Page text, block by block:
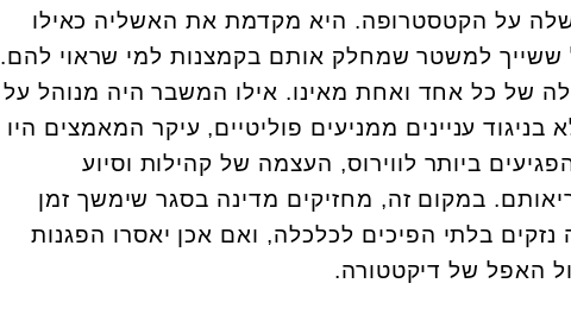
על הקטסטרופה. היא מקדמת את האשליה כאילו
ששייך למשטר שמחלק אותם בקמצנות למי שראוי להם.
של כל אחד ואחת מאינו. אילו המשבר היה מנוהל על
בניגוד עניינים ממניעים פוליטיים, עיקר המאמצים היו
ביותר לווירוס, העצמה של קהילות וסיוע
במקום זה, מחזיקים מדינה בסגר שימשך זמן
בלתי הפיכים לכלכלה, ואם אכן יאסרו הפגנות
האפל של דיקטטורה.